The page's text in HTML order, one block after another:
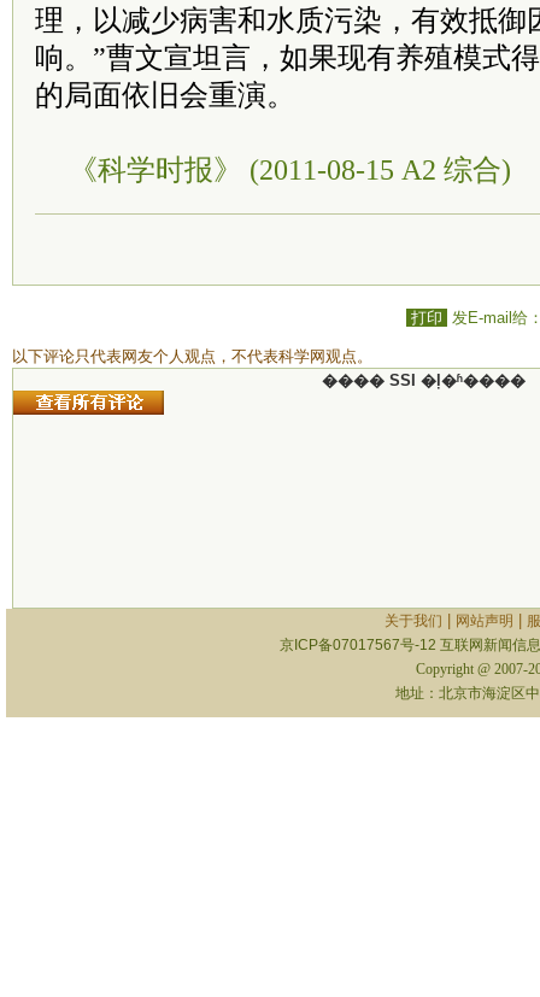
理，以减少病害和水质污染，有效抵御
响。”曹文宣坦言，如果现有养殖模式
的局面依旧会重演。
《科学时报》 (2011-08-15 A2 综合)
打印 发E-mail给
以下评论只代表网友个人观点，不代表科学网观点。
���� SSI �ļ�ʱ����
关于我们 网站声明
京ICP备07017567号-12 互联网新闻信
Copyright @ 2007-
地址：北京市海淀区